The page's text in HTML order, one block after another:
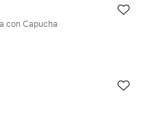
con Capucha